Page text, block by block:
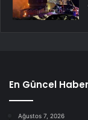
En Güncel
Ağustos 7, 2026